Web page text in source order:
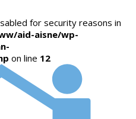
for security reasons in
aid-aisne/wp-
on line 12